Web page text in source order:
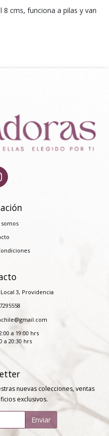
cms, funciona a pilas y van
3, Providencia
a 19:00 hrs
a 20:30 hrs
nuevas colecciones, ventas
exclusivos.
Enviar